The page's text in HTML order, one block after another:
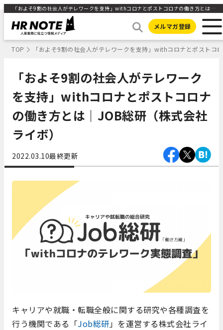
「およそ9割の社会人がテレワークを支持」withコロナとポストコロナの働き方とは｜JOB総研（株式会社ライボ） ｜HR NOTE
メルマガ登録
TOP 「およそ9割の社会人がテレワークを支持」withコロナとポストコ
「およそ9割の社会人がテレワーク
を支持」withコロナとポストコロナ
の働き方とは｜JOB総研（株式会社
ライボ）
2022.03.10最終更新
キャリアや就職・転職全般に関する研究や各種調査を
行う機関である「Job総研」を運営する株式会社ライ